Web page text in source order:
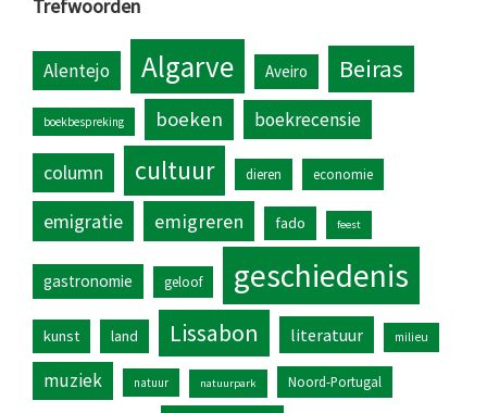
Trefwoorden
Alentejo Algarve Aveiro Beiras
boekbespreking boeken boekrecensie
column cultuur dieren economie
emigratie emigreren fado feest
gastronomie geloof geschiedenis
kunst land Lissabon literatuur milieu
muziek natuur natuurpark Noord-Portugal